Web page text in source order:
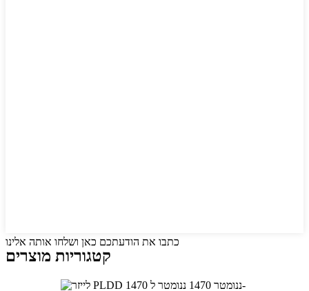
כתבו את הודעתכם כאן ושלחו אותה אלינו
קטגוריות מוצרים